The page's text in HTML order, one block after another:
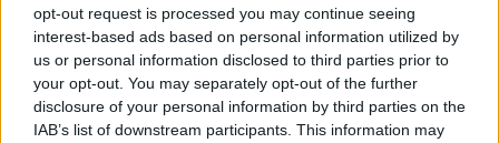
opt-out request is processed you may continue seeing
interest-based ads based on personal information utilized by
us or personal information disclosed to third parties prior to
your opt-out. You may separately opt-out of the further
disclosure of your personal information by third parties on the
IAB’s list of downstream participants. This information may
gyomromban, a lelkemben, ami megszólít, hogy ideje
váltanom. Engem mindig ez vezetett az egyik állomásról a
másikra. Továbbra is rendszeresen részt veszek külföldön
táncos projektekben, nem vágtam el ezt a vonalat.
Anyagilag kedvezőbb, mint itthon. Szóval 2014-ben